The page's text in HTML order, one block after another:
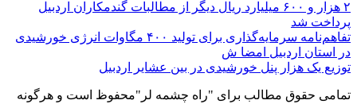
۲ هزار و ۶۰۰‌ میلیارد ریال دیگر از مطالبات گندمکاران اردبیل
پرداخت شد
تفاهم‌نامه سرمایه‌گذاری برای تولید ۴۰۰ مگاوات انرژی خورشیدی
در استان اردبیل امضا ش
توزیع یک هزار پنل خورشیدی در بین عشایر اردبیل
تمامی حقوق مطالب برای "راه چشمه لر"محفوظ است و هرگونه